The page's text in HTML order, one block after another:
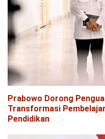
Prabowo Dorong
Transformasi
Pendidikan